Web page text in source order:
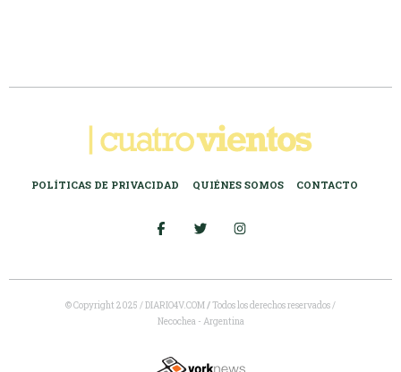
POLÍTICAS DE PRIVACIDAD QUIÉNES SOMOS CONTACTO
© Copyright 2025 / DIARIO4V.COM/Todos los derechos reservados /
Necochea - Argentina